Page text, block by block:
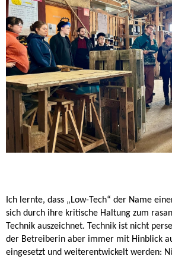
Ich lernte, dass „Low-Tech“ der Name
sich durch ihre kritische Haltung zum
Technik auszeichnet. Technik ist nicht
der Betreiberin aber immer mit Hinblick
eingesetzt und weiterentwickelt werden: